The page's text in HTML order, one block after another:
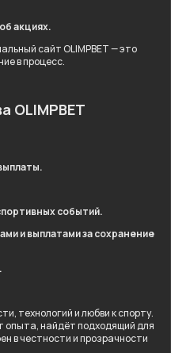
акциях.
сайт OLIMPBET — это
в процесс.
OLIMPBET
событий.
и выплатами за сохранение
технологий и любви к спорту.
опыта, найдёт подходящий для
в честности и прозрачности